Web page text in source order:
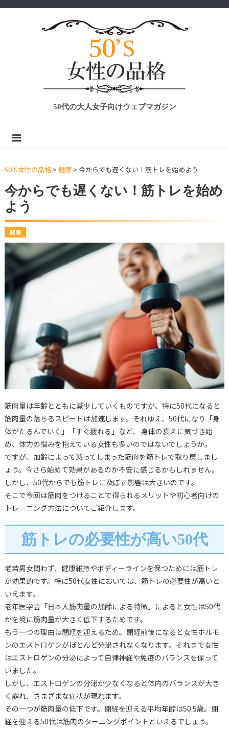
50代の大人女子向けウェブマガジン
50’S女性の品格> 健康> 今からでも遅くない！筋トレを始めよう
今からでも遅くない！筋トレを始め
よう
健康
筋肉量は年齢とともに減少していくものですが、特に50代になると
筋肉量の落ちるスピードは加速します。それゆえ、50代になり「身
体がたるんでいく」「すぐ疲れる」など、 身体の衰えに気づき始
め、体力の悩みを抱えている女性も多いのではないでしょうか。
ですが、加齢によって減ってしまった筋肉を筋トレで取り戻しまし
ょう。今さら始めて効果があるのか不安に感じるかもしれません。
しかし、50代からでも筋トレに及ぼす影響は大きいのです。
そこで今回は筋肉をつけることで得られるメリットや初心者向けの
トレーニング方法についてご紹介します。
筋トレの必要性が高い50代
老若男女問わず、健康維持やボディーラインを保つためには筋トレ
が効果的です。特に50代女性においては、筋トレの必要性が高いと
いえます。
老年医学会「日本人筋肉量の加齢による特徴」によると女性は50代
かを境に筋肉量が大きく低下するためです。
もう一つの理由は閉経を迎えるため。閉経前後になると女性ホルモ
ンのエストロゲンがほとんど分泌されなくなります。それまで女性
はエストロゲンの分泌によって自律神経や免疫のバランスを保って
いました。
しかし、エストロゲンの分泌が少なくなると体内のバランスが大き
く崩れ、さまざまな症状が現れます。
その一つが筋肉量の低下です。閉経を迎える平均年齢は50.5歳。閉
経を迎える50代は筋肉のターニングポイントといえるでしょう。